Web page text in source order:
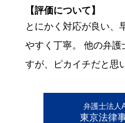
【評価について】
とにかく対応が良い、
やすく丁寧。 他の弁護
すが、ピカイチだと思
弁護士法人
東京法律